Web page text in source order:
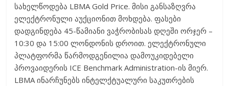
სახელწოდება LBMA Gold Price. მისი განსაზღვრა
ელექტრონული აუქციონით მოხდება. ფასები
დადგინდება 45-წამიანი ვაჭრობისას დღეში ორჯერ –
10:30 და 15:00 ლონდონის დროით. ელექტრონული
პლატფორმა წარმოდგენილია დამოუკიდებელი
პროვაიდერის ICE Benchmark Administration-ის მიერ.
LBMA ინარჩუნებს ინტელქტუალური საკუთრების